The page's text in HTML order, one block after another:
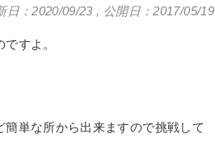
日：2020/09/23 , 公開日：2017/05/19
すよ。
単な所から出来ますので挑戦して